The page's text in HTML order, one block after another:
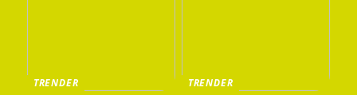
TRENDER
TRENDER